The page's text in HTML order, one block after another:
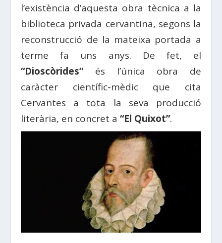
l’existència d’aquesta obra tècnica a la
biblioteca privada cervantina, segons la
reconstrucció de la mateixa portada a
terme fa uns anys. De fet, el
“Dioscòrides”és l’única obra de
caràcter científic-mèdic que cita
Cervantes a tota la seva producció
literària, en concret a“El Quixot”.